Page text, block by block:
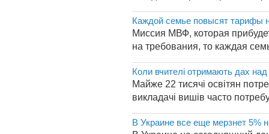
Каждой семье повысят тарифы
Миссия МВФ, которая
на требования, то каждая
Коли вчителі отримають дах
Майже 22 тисячі освітян
викладачі вишів часто
В Украине все еще мерзнет 5%